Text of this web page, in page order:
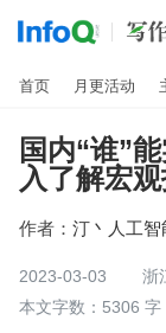
首页 月更活动
国内“谁”
入了解宏
作者： 汀丶人工智
2023-03-03
浙
本文字数：5306 字